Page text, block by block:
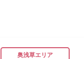
奥浅草エリア